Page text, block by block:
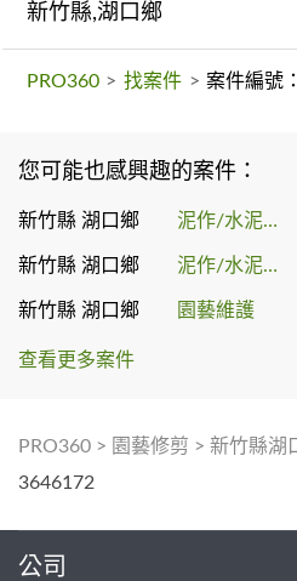
新竹縣,湖口鄉
PRO360 > 找案件 > 案件編號
您可能也感興趣的案件：
新竹縣 湖口鄉 泥作/水泥施工
新竹縣 湖口鄉 泥作/水泥施工
新竹縣 湖口鄉 園藝維護
查看更多案件
PRO360 > 園藝修剪 > 新竹縣湖
3646172
公司